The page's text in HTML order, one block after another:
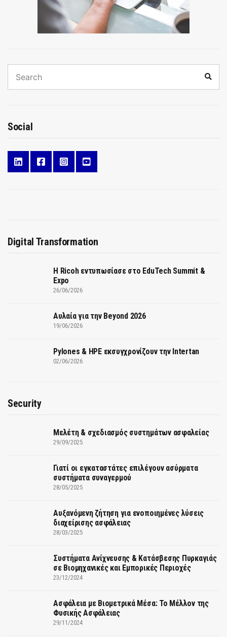
for:
Social
Digital Transformation
Η Ricoh εντυπωσίασε στο EduTech Summit &
Expo
26/06/2026
Αυλαία για την Beyond 2026
19/06/2026
Pylones & HPE εκσυγχρονίζουν την Intertan
02/06/2026
Security
Μελέτη & σχεδιασμός συστημάτων ασφαλείας
29/09/2025
Γιατί οι εγκαταστάτες επιλέγουν ασύρματα
συστήματα συναγερμού
28/05/2025
Αυξανόμενη ζήτηση για ενοποιημένες λύσεις
διαχείρισης ασφάλειας
28/03/2025
Συστήματα Ανίχνευσης & Κατάσβεσης Πυρκαγιάς
σε Βιομηχανικές και Εμπορικές Περιοχές
23/12/2024
Ασφάλεια με Βιομετρικά Μέσα: Το Μέλλον της
Φυσικής Ασφάλειας
29/11/2024